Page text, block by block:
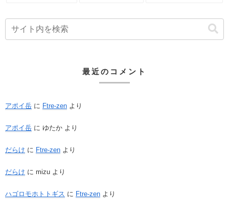
最近のコメント
アポイ岳 に Ftre-zen より
アポイ岳 に ゆたか より
だらけ に Ftre-zen より
だらけ に mizu より
ハゴロモホトトギス に Ftre-zen より